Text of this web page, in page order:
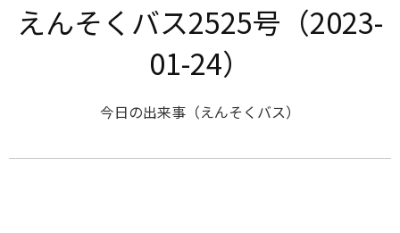
えんそくバス2525号（2023-
01-24）
今日の出来事（えんそくバス）